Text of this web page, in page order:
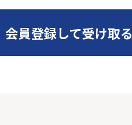
会員登録して受け取る